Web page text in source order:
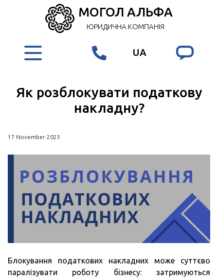
МОГОЛ АЛЬФА
ЮРИДИЧНА КОМПАНІЯ
UA
Як розблокувати податкову
накладну?
17 November 2023
Блокування податкових накладних може суттєво
паралізувати роботу бізнесу: затримуються